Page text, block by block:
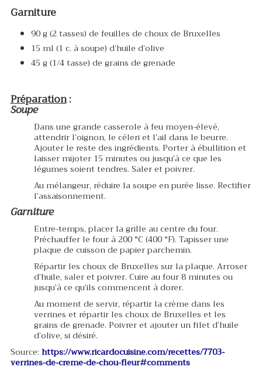
Garniture
90 g (2 tasses) de feuilles de choux de Bruxelles
15 ml (1 c. à soupe) d’huile d’olive
45 g (1/4 tasse) de grains de grenade
Préparation:
Soupe
Dans une grande casserole à feu moyen-élevé,
attendrir l’oignon, le céleri et l’ail dans le beurre.
Ajouter le reste des ingrédients. Porter à ébullition et
laisser mijoter 15 minutes ou jusqu’à ce que les
légumes soient tendres. Saler et poivrer.
Au mélangeur, réduire la soupe en purée lisse. Rectifier
l’assaisonnement.
Garniture
Entre-temps, placer la grille au centre du four.
Préchauffer le four à 200 °C (400 °F). Tapisser une
plaque de cuisson de papier parchemin.
Répartir les choux de Bruxelles sur la plaque. Arroser
d’huile, saler et poivrer. Cuire au four 8 minutes ou
jusqu’à ce qu’ils commencent à dorer.
Au moment de servir, répartir la crème dans les
verrines et répartir les choux de Bruxelles et les
grains de grenade. Poivrer et ajouter un filet d’huile
d’olive, si désiré.
Source: https://www.ricardocuisine.com/recettes/7703-
verrines-de-creme-de-chou-fleur#comments